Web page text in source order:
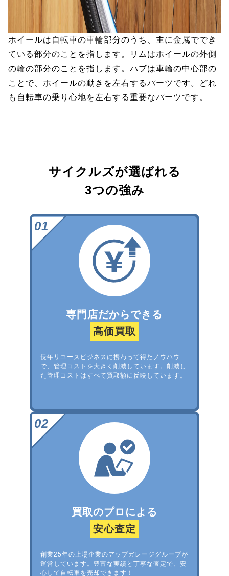
ホイールは自転車の車輪部分のうち、主に金属ででき
ている部分のことを指します。リムはホイールの外側
の輪の部分のことを指します。ハブは車輪の中心部の
ことで、ホイールの動きを左右するパーツです。どれ
も自転車の乗り心地を左右する重要なパーツです。
サイクルズが選ばれる
3つの強み
専門店だからできる
高価買取
長年リユースビジネスに携わって得たノウハウ
で、管理コストを大きく削減しています。削減し
た管理コストはすべて買取額に反映しています。
買取のプロによる
安心査定
創業25年の上場企業のアップガレージグループが
運営しています。豊富な実績と丁寧な査定で、安
心して自転車を売却できます！